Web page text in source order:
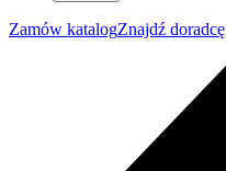
Zamów katalogZnajdź doradcę